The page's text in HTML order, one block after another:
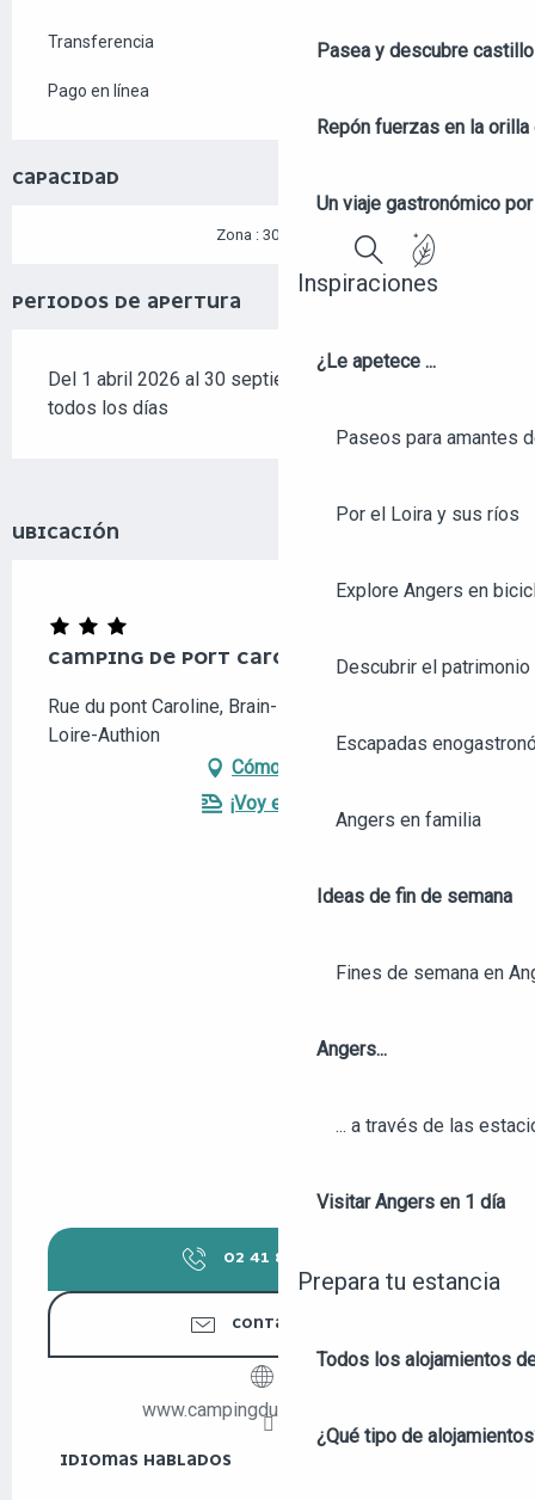
Pasea y descubre
Repón fuerzas en la orilla
Un viaje gastronómico
Inspiraciones
¿Le apetece ...
Paseos para amantes
Por el Loira y sus ríos
Explore Angers en
Descubrir el
Escapadas
Angers en familia
Ideas de fin de semana
Fines de semana en
Angers...
... a través de las
Visitar Angers en 1 día
Prepara tu estancia
Todos los alojamientos
¿Qué tipo de
Buscar
Transferencia
Pago en línea
CAPACIDAD
Zona : 3080 m
PERIODOS DE APERTURA
Del 1 abril 2026 al 30 septiembre 2026 - Abierto
todos los días
UBICACIÓN
CAMPING DE PORT CAROLINE
Rue du pont Caroline, Brain-sur-l'Authion, 49800
Loire-Authion
Cómo llegar
¡Voy en tren!
02 41 80 42
CONTÁCTENOS
www.campingduportcaroline.fr
IDIOMAS HABLADOS
IDIOMAS HABLADOS